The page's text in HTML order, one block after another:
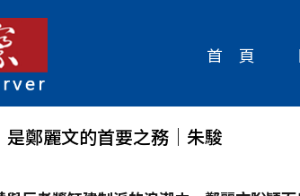
首 頁
是鄭麗文的首要之務│朱駿